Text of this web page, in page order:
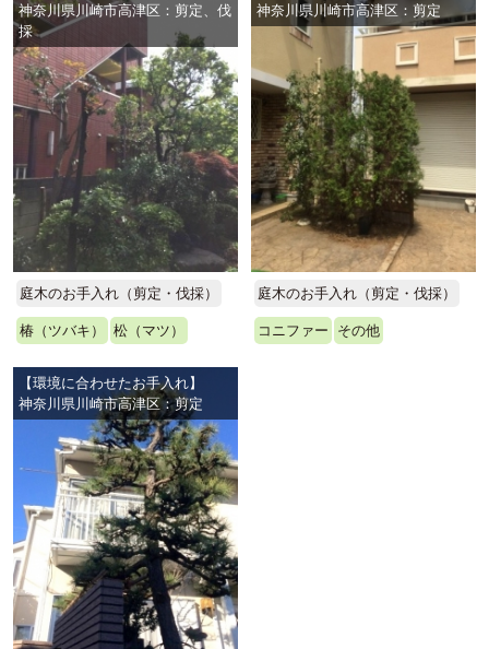
神奈川県川崎市高津区：剪定、伐
採
庭木のお手入れ（剪定・伐採）
椿（ツバキ） 松（マツ）
神奈川県川崎市高津区：剪定
庭木のお手入れ（剪定・伐採）
コニファー その他
【環境に合わせたお手入れ】
神奈川県川崎市高津区：剪定